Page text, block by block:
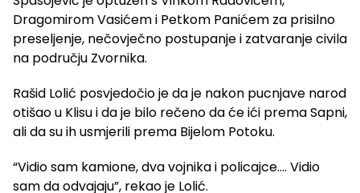
Dragomirom Vasićem i Petkom Panićem za prisilno
preseljenje, nečovječno postupanje i zatvaranje civila
na području Zvornika.
Rašid Lolić posvjedočio je da je nakon pucnjave narod
otišao u Klisu i da je bilo rečeno da će ići prema Sapni,
ali da su ih usmjerili prema Bijelom Potoku.
“Vidio sam kamione, dva vojnika i policajce…. Vidio
sam da odvajaju”, rekao je Lolić.